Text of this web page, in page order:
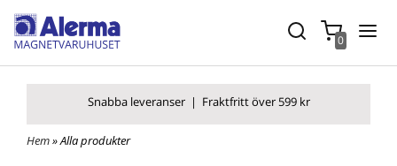
0
Snabba leveranser | Fraktfritt över 599 kr
Hem» Alla produkter